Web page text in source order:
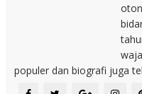
populer dan biografi juga